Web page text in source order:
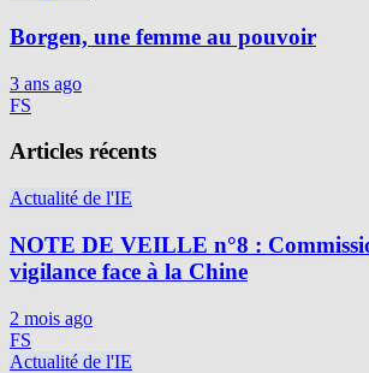
Borgen, une femme au pouvoir
3 ans ago
FS
Articles récents
Actualité de l'IE
NOTE DE VEILLE n°8 :
vigilance face à la Chine
2 mois ago
FS
Actualité de l'IE